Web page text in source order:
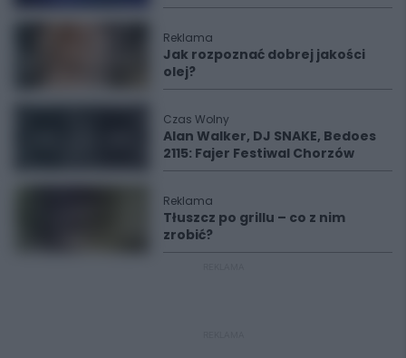
Reklama
Jak rozpoznać dobrej jakości
olej?
Czas Wolny
Alan Walker, DJ SNAKE, Bedoes
2115: Fajer Festiwal Chorzów
Reklama
Tłuszcz po grillu – co z nim
zrobić?